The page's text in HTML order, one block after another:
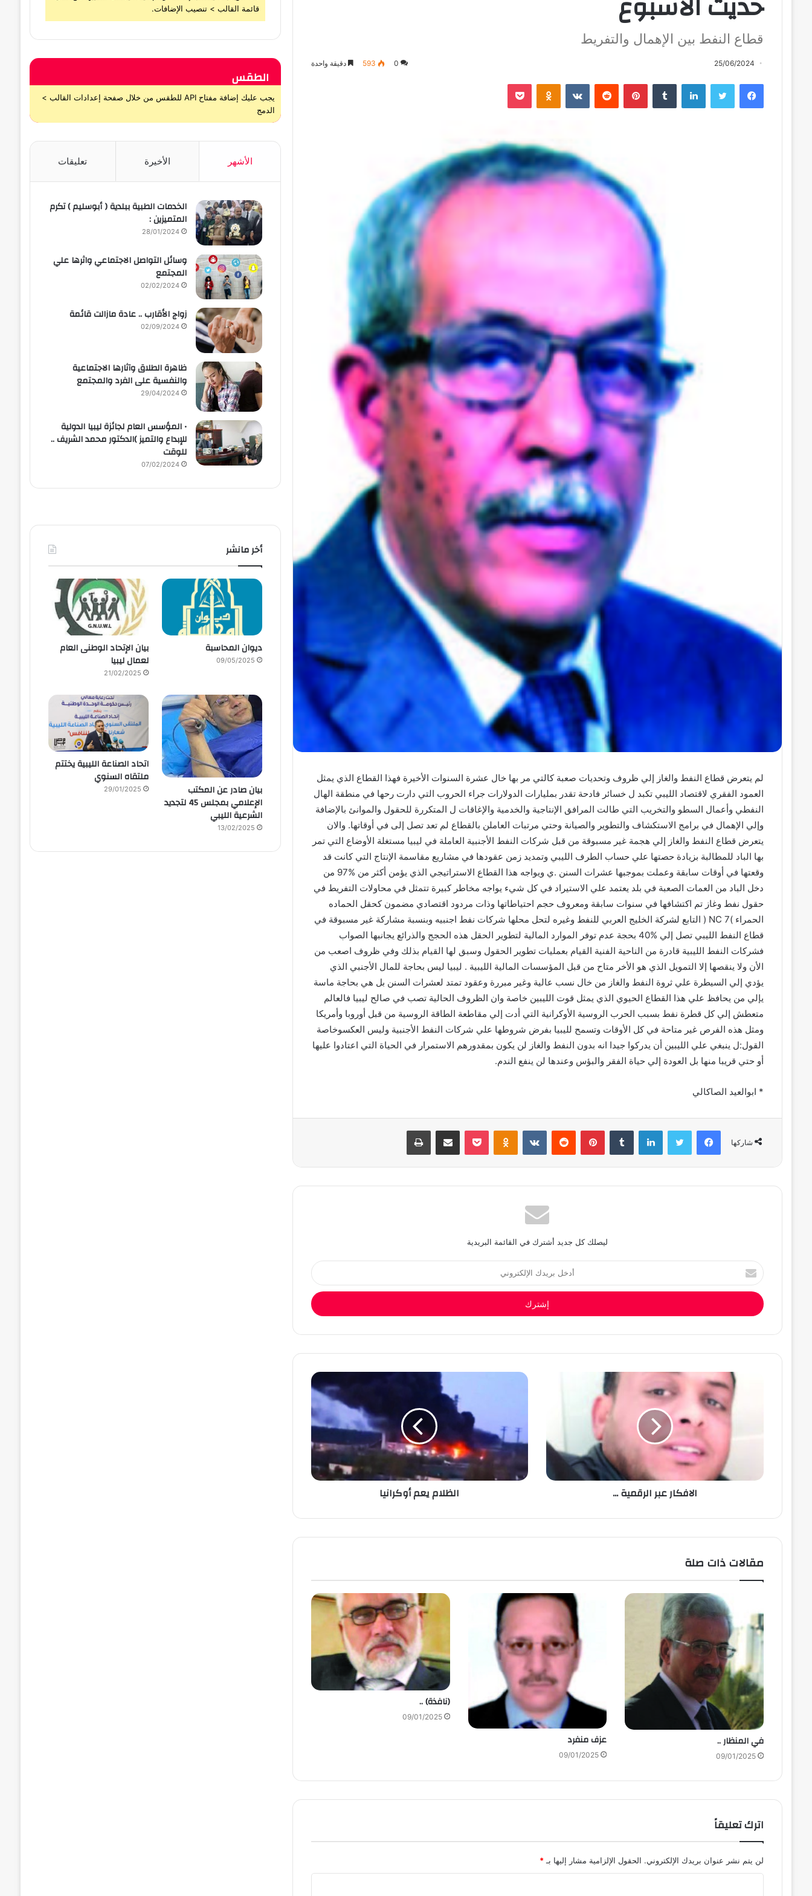
قطاع النفط بين الإهمال والتفريط
25/06/2024
0
593 دقيقة واحدة
فيسبوك تويتر لينكدإن ‏Tumblr بينتيريست
‏Reddit
‏VKontakte
Odnoklassniki
بوكيت
لم يتعرض قطاع النفط والغاز إلي ظروف وتحديات صعبة كالتي مر بها خال عشرة السنوات الأخيرة فهذا القطاع الذي يمثل
العمود الفقري لاقتصاد الليبي تكبد ل خسائر فادحة تقدر بمليارات الدولارات جراء الحروب التي دارت رحها في منطقة الهال
النفطي وأعمال السطو والتخريب التي طالت المرافق الإنتاجية والخدمية والإغاقات ل المتكررة للحقول والموانئ بالإضافة
وإلي الإهمال في برامج الاستكشاف والتطوير والصيانة وحتي مرتبات العاملن بالقطاع لم تعد تصل إلى في أوقاتها. والان
يتعرض قطاع النفط والغاز إلي هجمة غير مسبوقة من قبل شركات النفط الأجنبية العاملة في ليبيا مستغلة الأوضاع التي تمر
بها الباد للمطالبة بزيادة حصتها علي حساب الطرف الليبي وتمديد زمن عقودها في مشاريع مقاسمة الإنتاج التي كانت قد
وقعتها في أوقات سابقة وعملت بموجبها عشرات السنن .ي ويواجه هذا القطاع الاستراتيجي الذي يؤمن أكثر من %97 من
دخل الباد من العمات الصعبة في بلد يعتمد علي الاستيراد في كل شيء يواجه مخاطر كبيرة تتمثل في محاولات التفريط في
حقول نفط وغاز تم اكتشافها في سنوات سابقة ومعروف حجم احتياطاتها وذات مردود اقتصادي مضمون كحقل الحماده
الحمراء )NC 7 ( التابع لشركة الخليج العربي للنفط وغيره لتحل محلها شركات نفط اجنبيه وبنسبة مشاركة غير مسبوقة في
قطاع النفط الليبي تصل إلي %40 بحجة عدم توفر الموارد المالية لتطوير الحقل هذه الحجج والذرائع يجانبها الصواب
فشركات النفط الليبية قادرة من الناحية الفنية القيام بعمليات تطوير الحقول وسبق لها القيام بذلك وفي ظروف اصعب من
الأن ولا ينقصها إلا التمويل الذي هو الأخر متاح من قبل المؤسسات المالية الليبية . ليبيا ليس بحاجة للمال الأجنبي الذي
يؤدي إلي السيطرة علي ثروة النفط والغاز من خال نسب عالية وغير مبررة وعقود تمتد لعشرات السنن بل هي بحاجة ماسة
يإلي من يحافظ علي هذا القطاع الحيوي الذي يمثل قوت الليبين خاصة وان الظروف الحالية تصب في صالح ليبيا فالعالم
متعطش إلي كل قطرة نفط بسبب الحرب الروسية الأوكرانية التي أدت إلي مقاطعة الطاقة الروسية من قبل أوروبا وأمريكا
ومثل هذه الفرص غير متاحة في كل الأوقات وتسمح لليبيا بفرض شروطها علي شركات النفط الأجنبية وليس العكسوخاصة
القول:ل ينبغي علي الليبين أن يدركوا جيدا انه بدون النفط والغاز لن يكون بمقدورهم الاستمرار في الحياة التي اعتادوا عليها
أو حتي قريبا منها بل العودة إلي حياة الفقر والبؤس وعندها لن ينفع الندم.
* ابوالعيد الصاكالي
شاركها
فيسبوك تويتر لينكدإن ‏Tumblr بينتيريست
‏Reddit
‏VKontakte
Odnoklassniki
بوكيت مشاركة عبر البريد طباعة
ليصلك كل جديد أشترك في القائمة البريدية
أدخل
بريدك
الإلكتروني
الافكار عبر الرقمية ... الظلام يعم أوكرانيا
مقالات ذات صلة
في المنظار ..
09/01/2025
عزف منفرد
09/01/2025
(نافذة) ..
09/01/2025
اترك تعليقاً
لن يتم نشر عنوان بريدك الإلكتروني. الحقول الإلزامية مشار إليها بـ *
قائمة القالب > تنصيب الإضافات.
الطقس
يجب عليك إضافة مفتاح API للطقس من خلال صفحة إعدادات القالب >
الدمج
الأشهر الأخيرة تعليقات
الخدمات الطبية ببلدية ( أبوسليم ) تكرم
المتميزين :
28/01/2024
وسائل التواصل الاجتماعي واثرها علي
المجتمع
02/02/2024
زواج الأقارب .. عادة مازالت قائمة
02/09/2024
ظاهرة الطلاق وآثارها الاجتماعية
والنفسية على الفرد والمجتمع
29/04/2024
• المؤسس العام لجائزة ليبيا الدولية
للإبداع والتميز )الدكتور محمد الشريف ..
للوقت
07/02/2024
أخر مانشر
ديوان المحاسبة
09/05/2025
بيان الإتحاد الوطنى العام
لعمال ليبيا
21/02/2025
بيان صادر عن المكتب
الإعلامي بمجلس 45 لتجديد
الشرعية الليبي
13/02/2025
اتحاد الصناعة الليبية يختتم
ملتقاه السنوي
29/01/2025